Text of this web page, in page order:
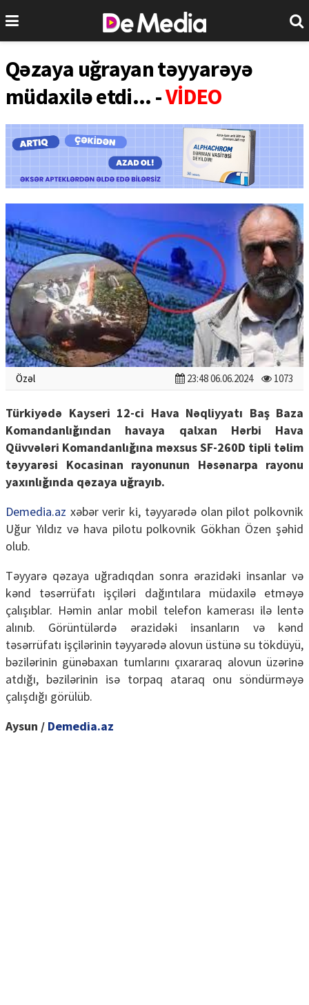
Qəzaya uğrayan təyyarəyə
müdaxilə etdi... -VİDEO
Özəl 23:48 06.06.2024 1073
Türkiyədə Kayseri 12-ci Hava Nəqliyyatı Baş Baza
Komandanlığından havaya qalxan Hərbi Hava
Qüvvələri Komandanlığına məxsus SF-260D tipli təlim
təyyarəsi Kocasinan rayonunun Həsənarpa rayonu
yaxınlığında qəzaya uğrayıb.
Demedia.az xəbər verir ki, təyyarədə olan pilot polkovnik
Uğur Yıldız və hava pilotu polkovnik Gökhan Özen şəhid
olub.
Təyyarə qəzaya uğradıqdan sonra ərazidəki insanlar və
kənd təsərrüfatı işçiləri dağıntılara müdaxilə etməyə
çalışıblar. Həmin anlar mobil telefon kamerası ilə lentə
alınıb. Görüntülərdə ərazidəki insanların və kənd
təsərrüfatı işçilərinin təyyarədə alovun üstünə su tökdüyü,
bəzilərinin günəbaxan tumlarını çıxararaq alovun üzərinə
atdığı, bəzilərinin isə torpaq ataraq onu söndürməyə
çalışdığı görülüb.
Aysun / Demedia.az